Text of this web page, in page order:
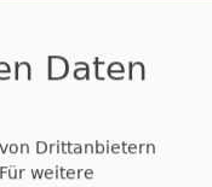
Daten
Drittanbietern
Für weitere